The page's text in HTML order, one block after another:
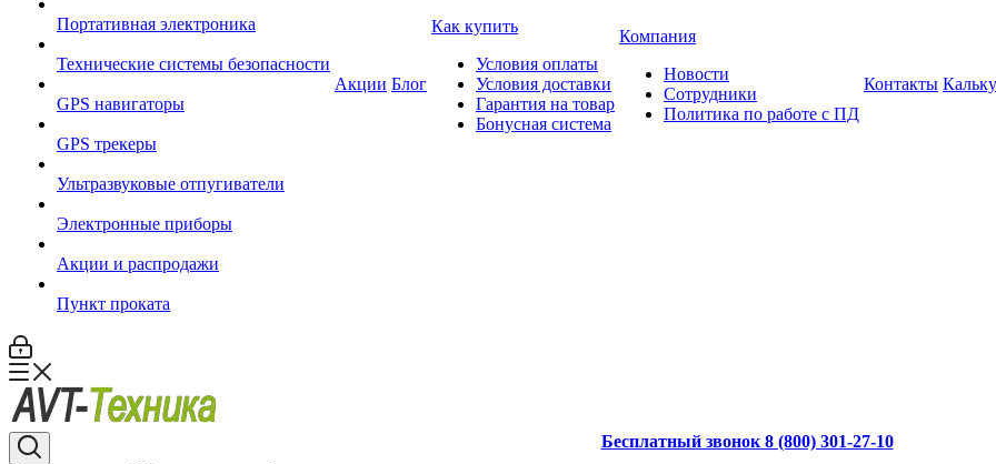
Портативная электроника
Технические системы безопасности
GPS навигаторы
GPS трекеры
Ультразвуковые отпугиватели
Электронные приборы
Акции и распродажи
Пункт проката
Акции Блог
Как купить
Условия оплаты
Условия доставки
Гарантия на товар
Бонусная система
Компания
Новости
Сотрудники
Политика по работе с ПД
Контакты
Бесплатный звонок 8 (800) 301-27-10